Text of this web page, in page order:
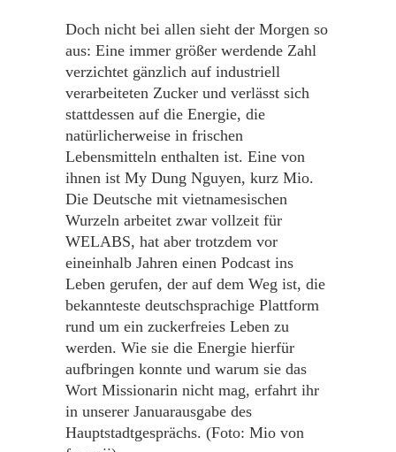
Doch nicht bei allen sieht der Morgen so
aus: Eine immer größer werdende Zahl
verzichtet gänzlich auf industriell
verarbeiteten Zucker und verlässt sich
stattdessen auf die Energie, die
natürlicherweise in frischen
Lebensmitteln enthalten ist. Eine von
ihnen ist My Dung Nguyen, kurz Mio.
Die Deutsche mit vietnamesischen
Wurzeln arbeitet zwar vollzeit für
WELABS, hat aber trotzdem vor
eineinhalb Jahren einen Podcast ins
Leben gerufen, der auf dem Weg ist, die
bekannteste deutschsprachige Plattform
rund um ein zuckerfreies Leben zu
werden. Wie sie die Energie hierfür
aufbringen konnte und warum sie das
Wort Missionarin nicht mag, erfahrt ihr
in unserer Januarausgabe des
Hauptstadtgesprächs. (Foto: Mio von